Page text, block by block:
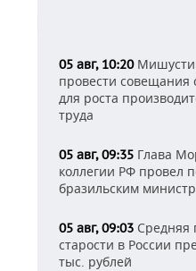
05 авг, 10:20
провести совещания
для роста
труда
05 авг, 09:35 Глава
коллегии РФ провел
бразильским
05 авг, 09:03 Средняя
старости в России
тыс. рублей